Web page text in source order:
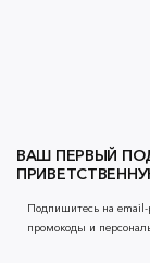
ВАШ ПЕРВЫЙ
Подпишитесь на
промокоды и